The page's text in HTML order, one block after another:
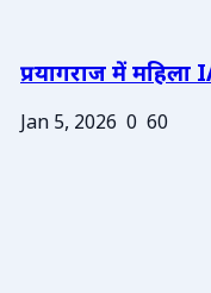
प्रयागराज में
Jan 5, 2026 0 60